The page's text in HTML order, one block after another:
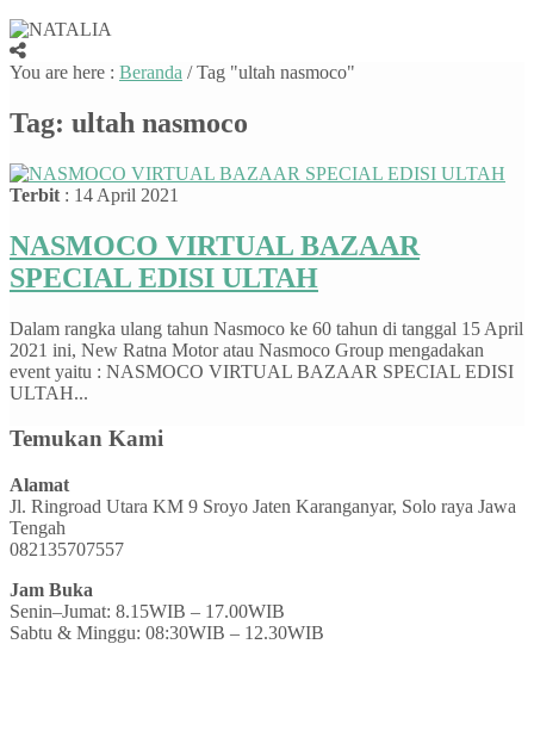
You are here : Beranda /Tag "ultah nasmoco"
Tag: ultah nasmoco
Terbit : 14 April 2021
NASMOCO VIRTUAL BAZAAR
SPECIAL EDISI ULTAH
Dalam rangka ulang tahun Nasmoco ke 60 tahun di tanggal 15 April
2021 ini, New Ratna Motor atau Nasmoco Group mengadakan
event yaitu : NASMOCO VIRTUAL BAZAAR SPECIAL EDISI
ULTAH...
Temukan Kami
Alamat
Jl. Ringroad Utara KM 9 Sroyo Jaten Karanganyar, Solo raya Jawa
Tengah
082135707557
Jam Buka
Senin–Jumat: 8.15WIB – 17.00WIB
Sabtu & Minggu: 08:30WIB – 12.30WIB